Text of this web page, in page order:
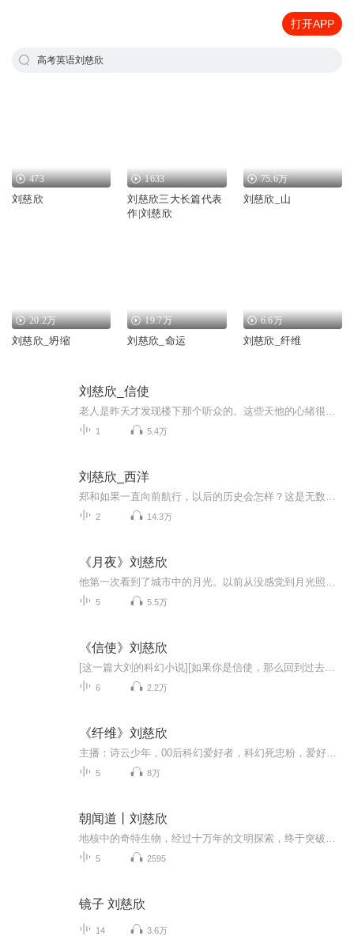
打开APP
高考英语刘慈欣
473
刘慈欣
1633
刘慈欣三大长篇代表
作|刘慈欣
75.6万
刘慈欣_山
20.2万
刘慈欣_坍缩
19.7万
刘慈欣_命运
6.6万
刘慈欣_纤维
刘慈欣_信使
1 5.4万
刘慈欣_西洋
2 14.3万
《月夜》刘慈欣
5 5.5万
《信使》刘慈欣
6 2.2万
《纤维》刘慈欣
5 8万
朝闻道丨刘慈欣
5 2595
镜子 刘慈欣
14 3.6万